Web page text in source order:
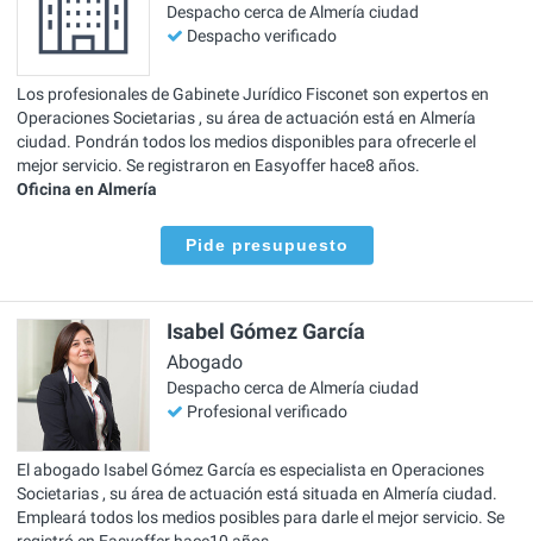
Despacho cerca de Almería ciudad
Despacho verificado
Los profesionales de Gabinete Jurídico Fisconet son expertos en
Operaciones Societarias , su área de actuación está en Almería
ciudad. Pondrán todos los medios disponibles para ofrecerle el
mejor servicio. Se registraron en Easyoffer hace8 años.
Oficina en Almería
Pide presupuesto
Isabel Gómez García
Abogado
Despacho cerca de Almería ciudad
Profesional verificado
El abogado Isabel Gómez García es especialista en Operaciones
Societarias , su área de actuación está situada en Almería ciudad.
Empleará todos los medios posibles para darle el mejor servicio. Se